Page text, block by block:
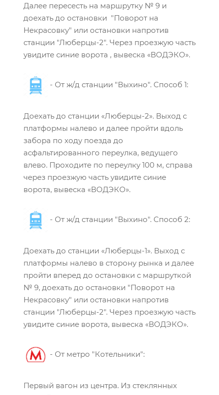
Далее пересесть на маршрутку № 9 и
доехать до остановки "Поворот на
Некрасовку" или остановки напротив
станции "Люберцы-2". Через проезжую часть
увидите синие ворота , вывеска «ВОДЭКО».
- От ж/д станции "Выхино". Способ 1:
Доехать до станции «Люберцы-2». Выход с
платформы налево и далее пройти вдоль
забора по ходу поезда до
асфальтированного переулка, ведущего
влево. Проходите по переулку 100 м, справа
через проезжую часть увидите синие
ворота, вывеска «ВОДЭКО».
- От ж/д станции "Выхино". Способ 2:
Доехать до станции «Люберцы-1». Выход с
платформы налево в сторону рынка и далее
пройти вперед до остановки с маршруткой
№ 9, доехать до остановки "Поворот на
Некрасовку" или остановки напротив
станции "Люберцы-2". Через проезжую часть
увидите синие ворота, вывеска «ВОДЭКО».
- От метро "Котельники":
Первый вагон из центра. Из стеклянных